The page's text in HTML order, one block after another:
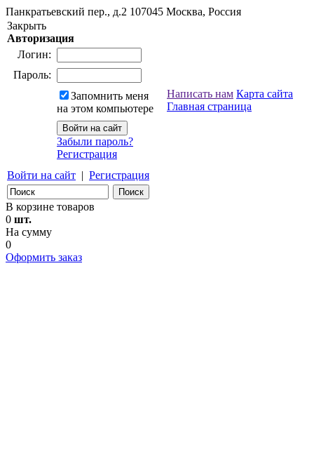
Панкратьевский пер., д.2 107045 Москва, Россия
Закрыть
Авторизация
Логин:
Пароль:
Запомнить меня
на этом компьютере
Забыли пароль?
Регистрация
Войти на сайт | Регистрация
Написать нам Карта сайта
Главная страница
В корзине товаров
0 шт.
На сумму
0
Оформить заказ